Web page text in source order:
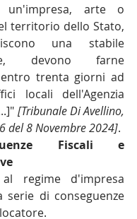
un'impresa, arte o
territorio dello Stato,
una stabile
devono farne
trenta giorni ad
locali dell'Agenzia
[Tribunale Di Avellino,
del 8 Novembre 2024].
Fiscali e
regime d'impresa
serie di conseguenze